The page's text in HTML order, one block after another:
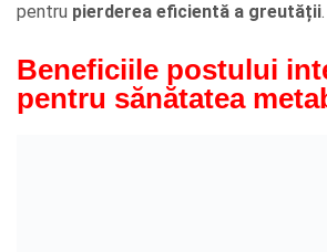
pentru pierderea eficientă a greutății.
Beneficiile postului
pentru sănătatea